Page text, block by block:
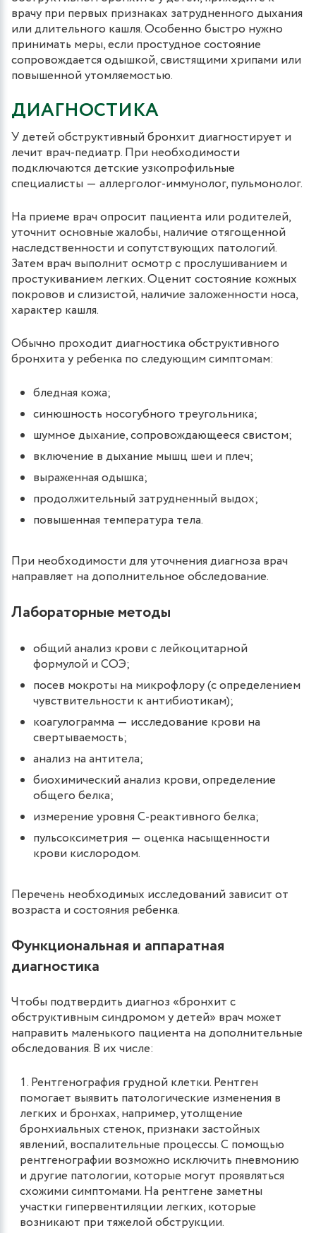
врачу при первых признаках затрудненного дыхания
или длительного кашля. Особенно быстро нужно
принимать меры, если простудное состояние
сопровождается одышкой, свистящими хрипами или
повышенной утомляемостью.
ДИАГНОСТИКА
У детей обструктивный бронхит диагностирует и
лечит врач-педиатр. При необходимости
подключаются детские узкопрофильные
специалисты ― аллерголог-иммунолог, пульмонолог.
На приеме врач опросит пациента или родителей,
уточнит основные жалобы, наличие отягощенной
наследственности и сопутствующих патологий.
Затем врач выполнит осмотр с прослушиванием и
простукиванием легких. Оценит состояние кожных
покровов и слизистой, наличие заложенности носа,
характер кашля.
Обычно проходит диагностика обструктивного
бронхита у ребенка по следующим симптомам:
бледная кожа;
синюшность носогубного треугольника;
шумное дыхание, сопровождающееся свистом;
включение в дыхание мышц шеи и плеч;
выраженная одышка;
продолжительный затрудненный выдох;
повышенная температура тела.
При необходимости для уточнения диагноза врач
направляет на дополнительное обследование.
Лабораторные методы
общий анализ крови с лейкоцитарной
формулой и СОЭ;
посев мокроты на микрофлору (с определением
чувствительности к антибиотикам);
коагулограмма ― исследование крови на
свертываемость;
анализ на антитела;
биохимический анализ крови, определение
общего белка;
измерение уровня С-реактивного белка;
пульсоксиметрия ― оценка насыщенности
крови кислородом.
Перечень необходимых исследований зависит от
возраста и состояния ребенка.
Функциональная и аппаратная
диагностика
Чтобы подтвердить диагноз «бронхит с
обструктивным синдромом у детей» врач может
направить маленького пациента на дополнительные
обследования. В их числе:
Рентгенография грудной клетки. Рентген
помогает выявить патологические изменения в
легких и бронхах, например, утолщение
бронхиальных стенок, признаки застойных
явлений, воспалительные процессы. С помощью
рентгенографии возможно исключить пневмонию
и другие патологии, которые могут проявляться
схожими симптомами. На рентгене заметны
участки гипервентиляции легких, которые
возникают при тяжелой обструкции.